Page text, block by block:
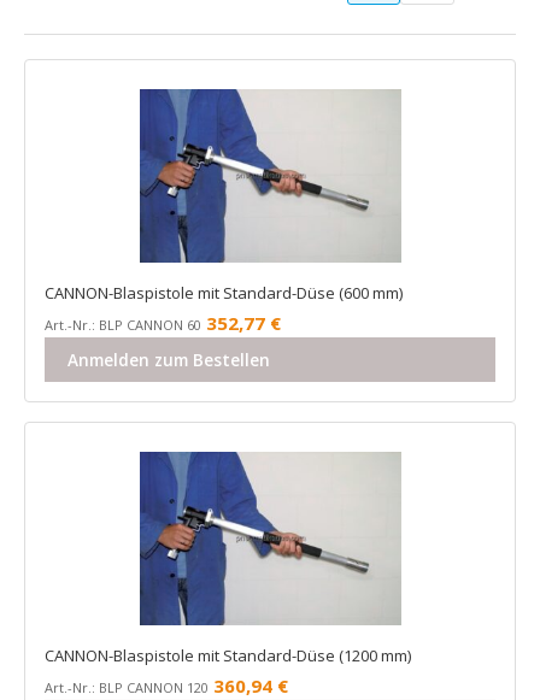
CANNON-Blaspistole mit Standard-Düse (600 mm)
Art.-Nr.: BLP CANNON 60 352,77 €
Anmelden zum Bestellen
CANNON-Blaspistole mit Standard-Düse (1200 mm)
Art.-Nr.: BLP CANNON 120 360,94 €